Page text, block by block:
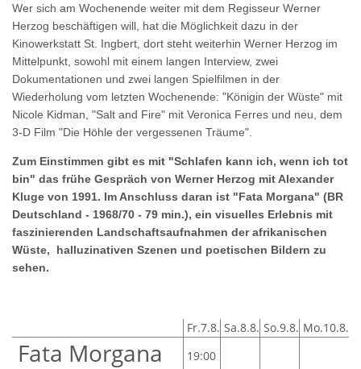
Wer sich am Wochenende weiter mit dem Regisseur Werner
Herzog beschäftigen will, hat die Möglichkeit dazu in der
Kinowerkstatt St. Ingbert, dort steht weiterhin Werner Herzog im
Mittelpunkt, sowohl mit einem langen Interview, zwei
Dokumentationen und zwei langen Spielfilmen in der
Wiederholung vom letzten Wochenende: "Königin der Wüste" mit
Nicole Kidman, "Salt and Fire" mit Veronica Ferres und neu, dem
3-D Film "Die Höhle der vergessenen Träume".
Zum Einstimmen gibt es mit "Schlafen kann ich, wenn ich tot
bin" das frühe Gespräch von Werner Herzog mit Alexander
Kluge von 1991. Im Anschluss daran ist "Fata Morgana" (BR
Deutschland - 1968/70 - 79 min.), ein visuelles Erlebnis mit
faszinierenden Landschaftsaufnahmen der afrikanischen
Wüste, halluzinativen Szenen und poetischen Bildern zu
sehen.
Fr.7.8. Sa.8.8. So.9.8. Mo.10.8.
Fata Morgana 19:00